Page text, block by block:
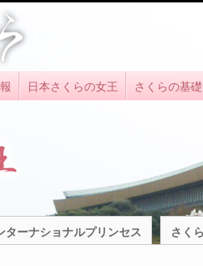
日本さくらの女王 さくらの基
ターナショナルプリンセス さく